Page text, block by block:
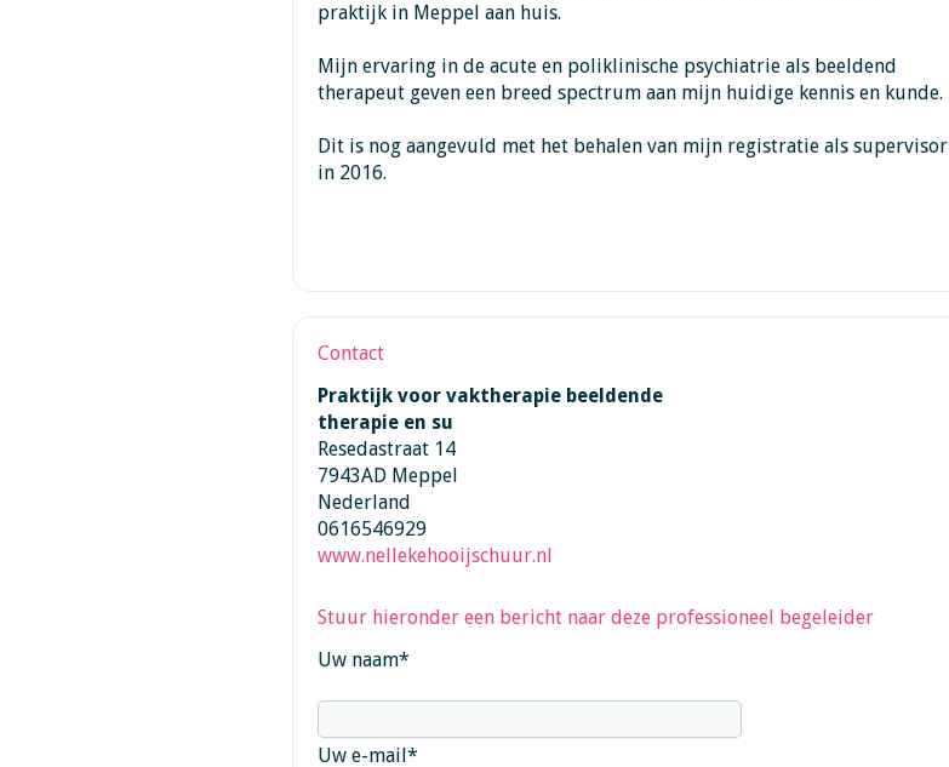
praktijk in Meppel aan huis.
Mijn ervaring in de acute en poliklinische psychiatrie als beeldend
therapeut geven een breed spectrum aan mijn huidige kennis en kunde.
Dit is nog aangevuld met het behalen van mijn registratie als supervisor
in 2016.
Contact
Praktijk voor vaktherapie beeldende
therapie en su
Resedastraat 14
7943AD Meppel
Nederland
0616546929
www.nellekehooijschuur.nl
Stuur hieronder een bericht naar deze professioneel begeleider
Uw naam*
Uw e-mail*